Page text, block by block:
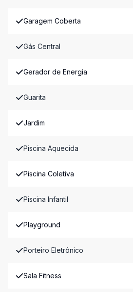
Garagem Coberta
Gás Central
Gerador de Energia
Guarita
Jardim
Piscina Aquecida
Piscina Coletiva
Piscina Infantil
Playground
Porteiro Eletrônico
Sala Fitness